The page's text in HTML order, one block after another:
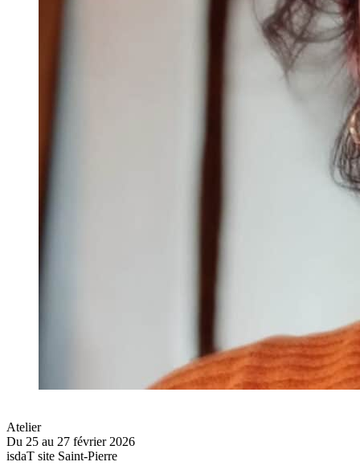
Atelier
Du 25 au 27 février 2026
isdaT site Saint-Pierre